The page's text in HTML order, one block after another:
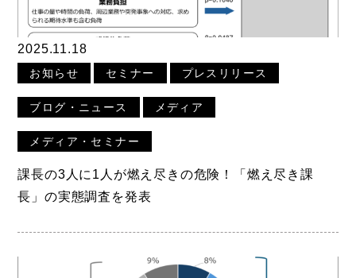
2025.11.18
お知らせ セミナー プレスリリース
ブログ・ニュース メディア
メディア・セミナー
課長の3人に1人が燃え尽きの危険！「燃え尽き課
長」の実態調査を発表